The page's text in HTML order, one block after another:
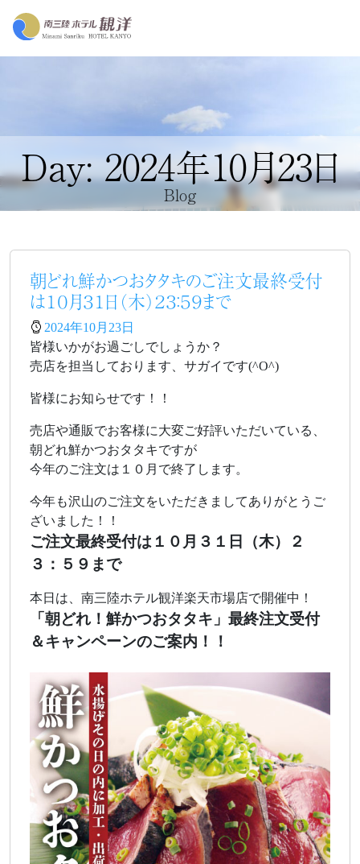
Day: 2024年10月23日
Blog
朝どれ鮮かつおタタキのご注文最終受付
は１０月３１日（木）２３：５９まで
2024年10月23日
皆様いかがお過ごしでしょうか？
売店を担当しております、サガイです(^O^)
皆様にお知らせです！！
売店や通販でお客様に大変ご好評いただいている、
朝どれ鮮かつおタタキですが
今年のご注文は１０月で終了します。
今年も沢山のご注文をいただきましてありがとうご
ざいました！！
ご注文最終受付は１０月３１日（木）２
３：５９まで
本日は、南三陸ホテル観洋楽天市場店で開催中！
「朝どれ！鮮かつおタタキ」最終注文受付
＆キャンペーンのご案内！！